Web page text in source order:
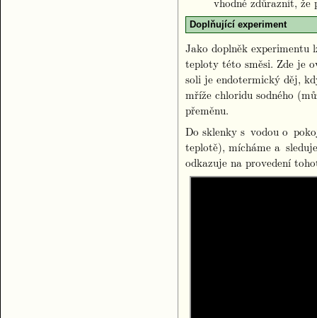
Doplňující experiment
Jako doplněk experimentu
teploty této směsi. Zde je
soli je endotermický děj,
mříže chloridu sodného
přeměnu.
Do sklenky s vodou o
teplotě), mícháme a
odkazuje na provedení